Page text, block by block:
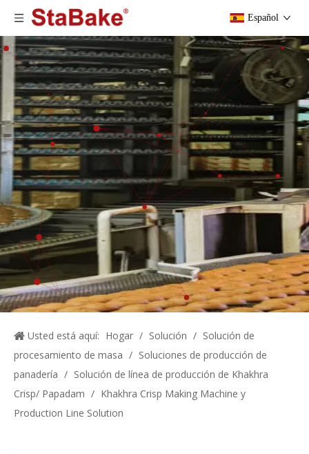
Español
Usted está aquí: Hogar / Solución / Solución de
procesamiento de masa / Soluciones de producción de
panadería / Solución de línea de producción de Khakhra
Crisp/ Papadam / Khakhra Crisp Making Machine y
Production Line Solution